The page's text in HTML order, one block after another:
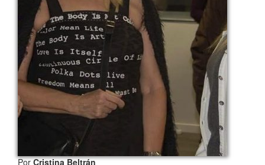
PorCristina Beltrán